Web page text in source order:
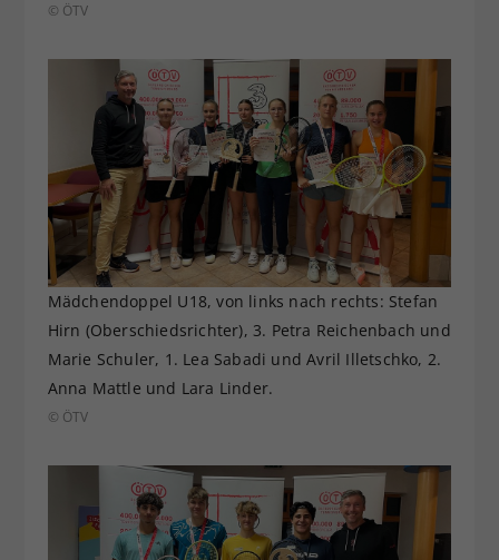
© ÖTV
Mädchendoppel U18, von links nach rechts: Stefan
Hirn (Oberschiedsrichter), 3. Petra Reichenbach und
Marie Schuler, 1. Lea Sabadi und Avril Illetschko, 2.
Anna Mattle und Lara Linder.
© ÖTV